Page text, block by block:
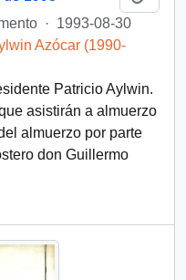
· 1993-08-30
Azócar (1990-
Patricio Aylwin.
asistirán a almuerzo
almuerzo por parte
don Guillermo